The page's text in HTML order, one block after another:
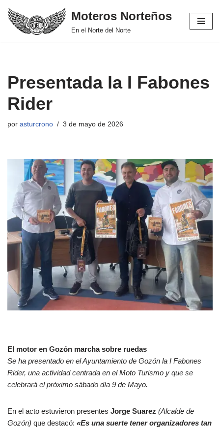
Saltar
Moteros Norteños
En el Norte del Norte
Presentada la I Fabones
Rider
por asturcrono 3 de mayo de 2026
El motor en Gozón marcha sobre ruedas
Se ha presentado en el Ayuntamiento de Gozón la I Fabones
Rider, una actividad centrada en el Moto Turismo y que se
celebrará el próximo sábado día 9 de Mayo.
En el acto estuvieron presentes Jorge Suarez (Alcalde de
Gozón) que destacó: «Es una suerte tener organizadores tan